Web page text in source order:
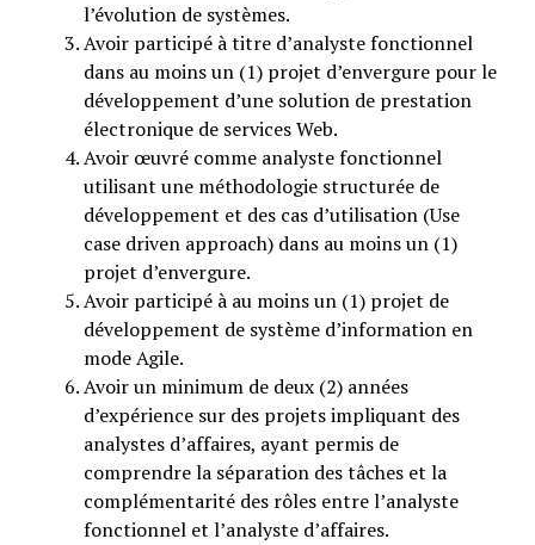
l’évolution de systèmes.
Avoir participé à titre d’analyste fonctionnel
dans au moins un (1) projet d’envergure pour le
développement d’une solution de prestation
électronique de services Web.
Avoir œuvré comme analyste fonctionnel
utilisant une méthodologie structurée de
développement et des cas d’utilisation (Use
case driven approach) dans au moins un (1)
projet d’envergure.
Avoir participé à au moins un (1) projet de
développement de système d’information en
mode Agile.
Avoir un minimum de deux (2) années
d’expérience sur des projets impliquant des
analystes d’affaires, ayant permis de
comprendre la séparation des tâches et la
complémentarité des rôles entre l’analyste
fonctionnel et l’analyste d’affaires.